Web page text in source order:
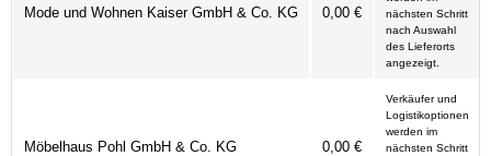
Mode und Wohnen Kaiser GmbH & Co. KG 0,00 €
nächsten Schritt
nach Auswahl
des Lieferorts
angezeigt.
Möbelhaus Pohl GmbH & Co. KG 0,00 €
Verkäufer und
Logistikoptionen
werden im
nächsten Schritt